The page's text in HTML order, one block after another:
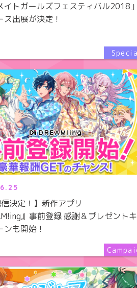
イトガールズフェスティバル2018」
ス出展が決定！
信決定！】新作アプリ
』事前登録 感謝＆プレゼントキ
ンも開始！